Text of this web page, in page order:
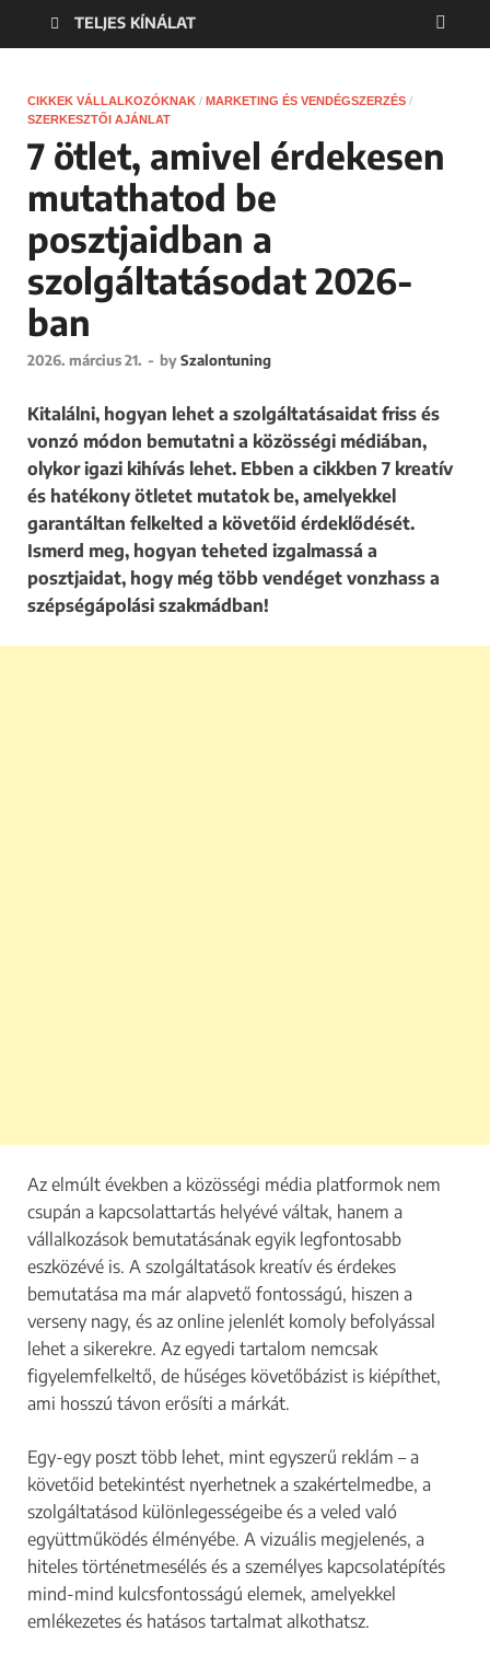
TELJES KÍNÁLAT
CIKKEK VÁLLALKOZÓKNAK / MARKETING ÉS VENDÉGSZERZÉS /
SZERKESZTŐI AJÁNLAT
7 ötlet, amivel érdekesen
mutathatod be
posztjaidban a
szolgáltatásodat 2026-
ban
2026. március 21. - bySzalontuning
Kitalálni, hogyan lehet a szolgáltatásaidat friss és
vonzó módon bemutatni a közösségi médiában,
olykor igazi kihívás lehet. Ebben a cikkben 7 kreatív
és hatékony ötletet mutatok be, amelyekkel
garantáltan felkelted a követőid érdeklődését.
Ismerd meg, hogyan teheted izgalmassá a
posztjaidat, hogy még több vendéget vonzhass a
szépségápolási szakmádban!
Az elmúlt években a közösségi média platformok nem
csupán a kapcsolattartás helyévé váltak, hanem a
vállalkozások bemutatásának egyik legfontosabb
eszközévé is. A szolgáltatások kreatív és érdekes
bemutatása ma már alapvető fontosságú, hiszen a
verseny nagy, és az online jelenlét komoly befolyással
lehet a sikerekre. Az egyedi tartalom nemcsak
figyelemfelkeltő, de hűséges követőbázist is kiépíthet,
ami hosszú távon erősíti a márkát.
Egy-egy poszt több lehet, mint egyszerű reklám – a
követőid betekintést nyerhetnek a szakértelmedbe, a
szolgáltatásod különlegességeibe és a veled való
együttműködés élményébe. A vizuális megjelenés, a
hiteles történetmesélés és a személyes kapcsolatépítés
mind-mind kulcsfontosságú elemek, amelyekkel
emlékezetes és hatásos tartalmat alkothatsz.